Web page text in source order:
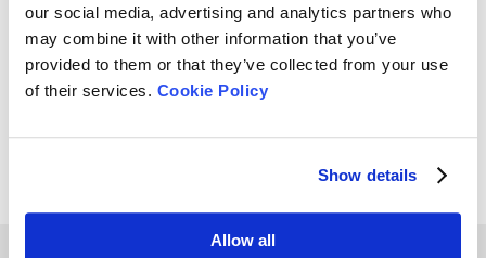
our social media, advertising and analytics partners who
may combine it with other information that you’ve
provided to them or that they’ve collected from your use
of their services. Cookie Policy
Show details
Allow all
(DLS) pour l'analyse de la
taille des particules
Lancement du produit -
Analyseur de
nanoparticules le 10
Bettersize BeNano